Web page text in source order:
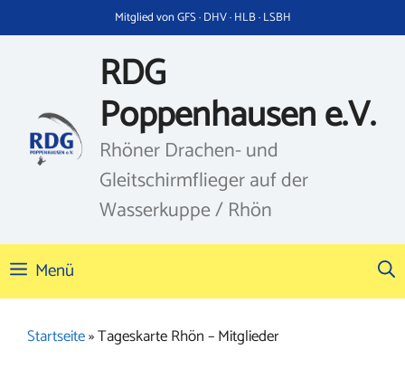
Inhalt
Mitglied von GFS · DHV · HLB · LSBH
RDG
Poppenhausen e.V.
Rhöner Drachen- und
Gleitschirmflieger auf der
Wasserkuppe / Rhön
Menü
Startseite»Tageskarte Rhön – Mitglieder